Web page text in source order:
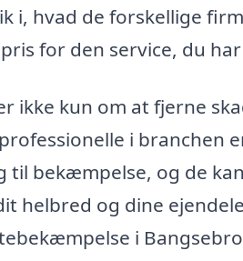
i, hvad de forskellige
for den service, du
ikke kun om at fjerne
i branchen
til bekæmpelse, og de
helbred og dine
i